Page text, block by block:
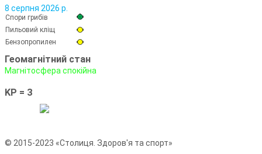
8 серпня 2026 р.
Спори грибів
Пильовий кліщ
Бензопропилен
Геомагнітний стан
Магнітосфера спокійна
KP = 3
© 2015-2023 «Столиця. Здоров'я та спорт»